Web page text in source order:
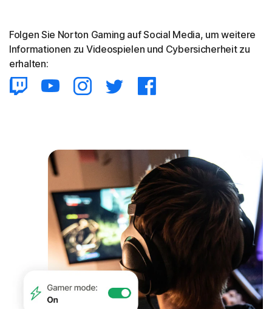
Folgen Sie Norton Gaming auf Social Media, um weitere
Informationen zu Videospielen und Cybersicherheit zu
erhalten: